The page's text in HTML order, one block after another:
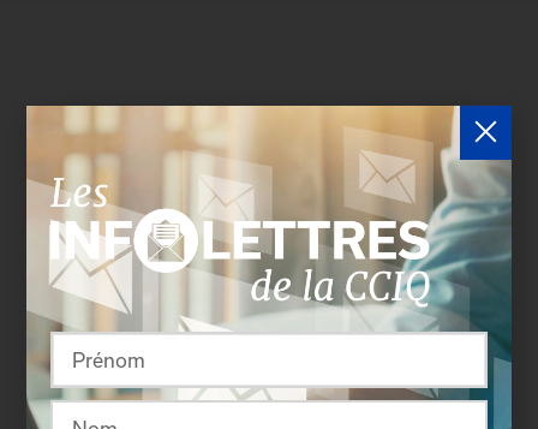
Devenez membre
Profitez du tarif membre pour cet événement!
EN SAVOIR PLUS